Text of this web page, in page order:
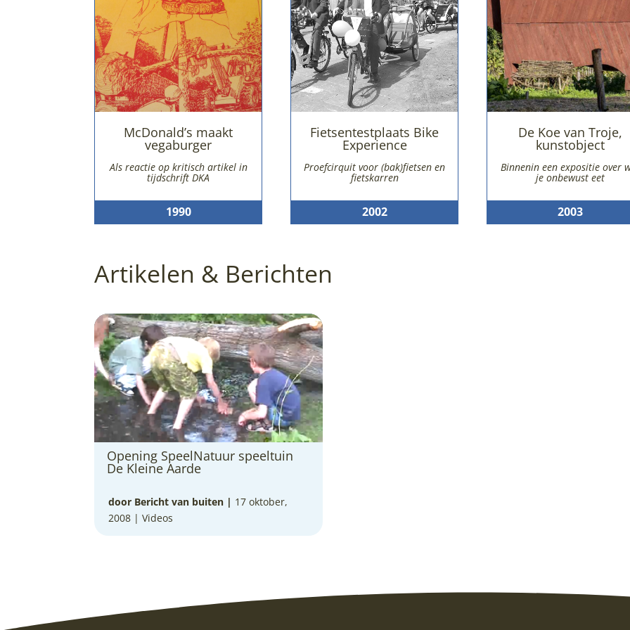
McDonald’s maakt
vegaburger
Als reactie op kritisch artikel in
tijdschrift DKA
1990
Fietsentestplaats Bike
Experience
Proefcirquit voor (bak)fietsen en
fietskarren
2002
De Koe van Troje,
kunstobject
Binnenin een expositie over
je onbewust eet
2003
Artikelen & Berichten
Opening SpeelNatuur speeltuin
De Kleine Aarde
door Bericht van buiten | 17 oktober,
2008 |Videos